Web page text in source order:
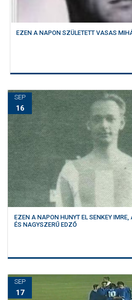
EZEN A NAPON SZÜLETETT VASAS
SEP
16
EZEN A NAPON HUNYT EL SENKEY IMRE,
ÉS NAGYSZERŰ EDZŐ
SEP
17